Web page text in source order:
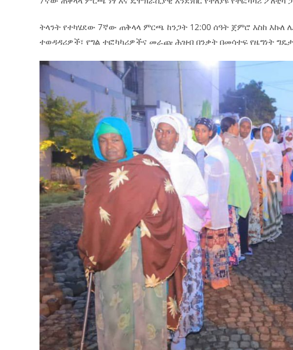
ትላንት የተካሄደው 7ኛው ጠቅላላ ምርጫ ከንጋት 12:00 ሰዓት ጀምሮ እስከ እኩለ
ተወዳዳሪዎች፣ የግል ተፎካካሪዎችና መራጩ ሕዝብ በንቃት በመሳተፍ የዜግነት